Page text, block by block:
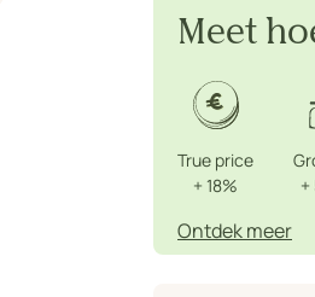
Meet
True price
+ 18%
+
Ontdek meer